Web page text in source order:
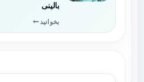
بالینی
بخوانید